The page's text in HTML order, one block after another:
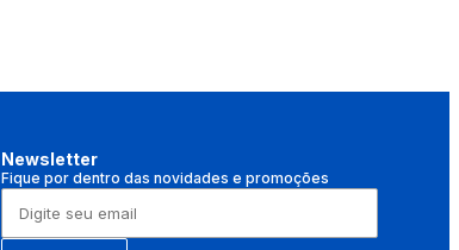
Newsletter
Fique por dentro das novidades e promoções